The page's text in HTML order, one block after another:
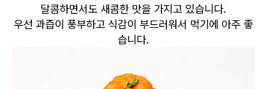
달콤하면서도 새콤한 맛을 가지고 있습니다.
우선 과즙이 풍부하고 식감이 부드러워서 먹기에 아주 좋
습니다.